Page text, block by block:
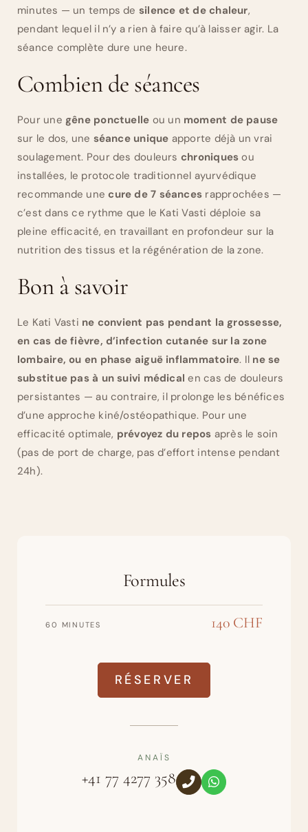
minutes — un temps de silence et de chaleur,
pendant lequel il n’y a rien à faire qu’à laisser agir. La
séance complète dure une heure.
Combien de séances
Pour une gêne ponctuelle ou un moment de pause
sur le dos, une séance unique apporte déjà un vrai
soulagement. Pour des douleurs chroniques ou
installées, le protocole traditionnel ayurvédique
recommande unecure de 7 séances rapprochées —
c’est dans ce rythme que le Kati Vasti déploie sa
pleine efficacité, en travaillant en profondeur sur la
nutrition des tissus et la régénération de la zone.
Bon à savoir
Le Kati Vasti ne convient pas pendant la grossesse,
en cas de fièvre, d’infection cutanée sur la zone
lombaire, ou en phase aiguë inflammatoire. Il ne se
substitue pas à un suivi médical en cas de douleurs
persistantes — au contraire, il prolonge les bénéfices
d’une approche kiné/ostéopathique. Pour une
efficacité optimale, prévoyez du repos après le soin
(pas de port de charge, pas d’effort intense pendant
24h).
Formules
60 MINUTES 140 CHF
RÉSERVER
ANAÏS
+41 77 4277 358